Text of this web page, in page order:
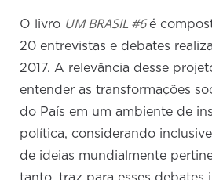
O livro UM BRASIL #6é
20 entrevistas e debates
2017. A relevância desse
entender as transformações
do País em um ambiente de
política, considerando
de ideias mundialmente